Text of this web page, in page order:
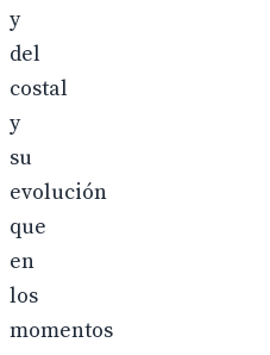
y
del
costal
y
su
evolución
que
en
los
momentos